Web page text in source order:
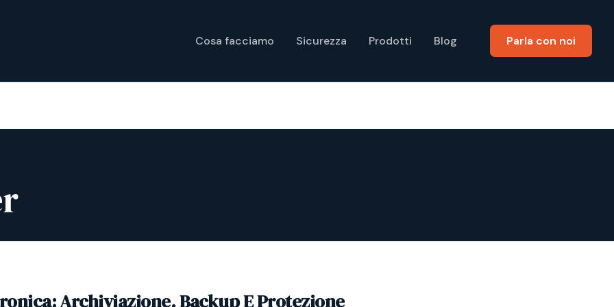
Cosa facciamo Sicurezza Prodotti Blog Parla con noi
Archiviazione, Backup E Protezione